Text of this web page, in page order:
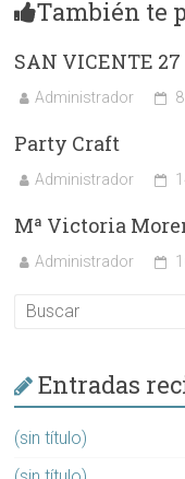
También te
SAN VICENTE 27
Administrador
Party Craft
Administrador
Mª Victoria
Administrador
Entradas
(sin título)